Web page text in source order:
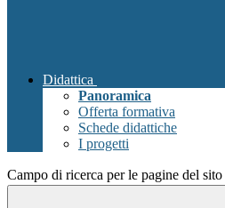
Didattica
Panoramica
Offerta formativa
Schede didattiche
I progetti
Campo di ricerca per le pagine del sito